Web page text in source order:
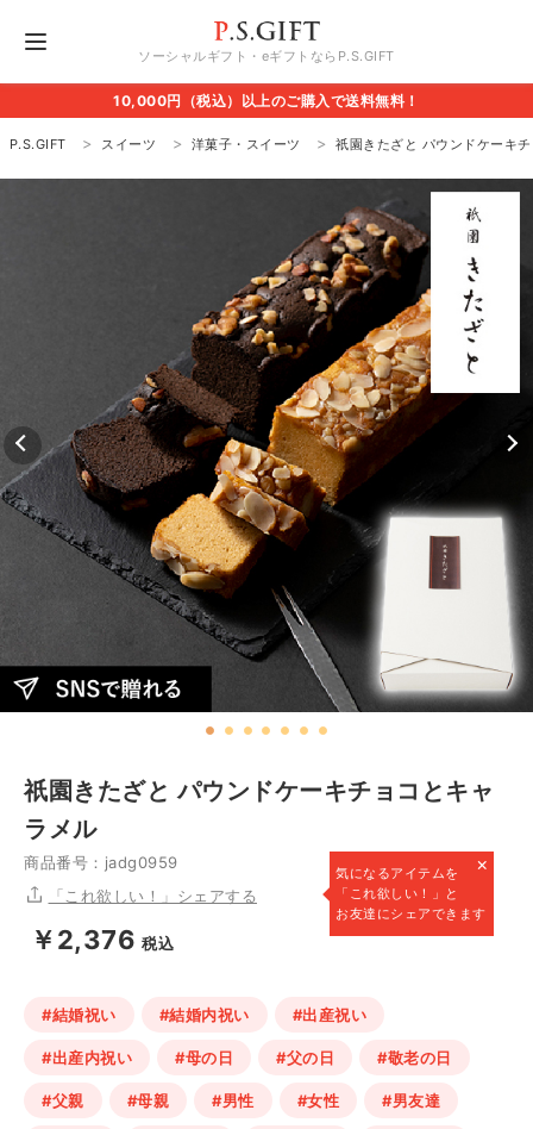
ソーシャルギフト・eギフトならP.S.GIFT
10,000円（税込）以上のご購入で送料無料！
P.S.GIFT スイーツ 洋菓子・スイーツ 祇園きたざと パウンドケーキ
祇園きたざと パウンドケーキチョコとキャ
ラメル
商品番号：jadg0959 ×
気になるアイテムを
「これ欲しい！」と
お友達にシェアできます
「これ欲しい！」シェアする
￥2,376 税込
#結婚祝い #結婚内祝い #出産祝い
#出産内祝い #母の日 #父の日 #敬老の日
#父親 #母親 #男性 #女性 #男友達